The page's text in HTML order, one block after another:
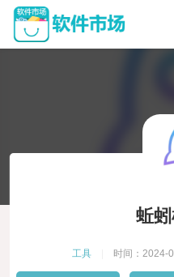
蚯
工具 时间：2024-